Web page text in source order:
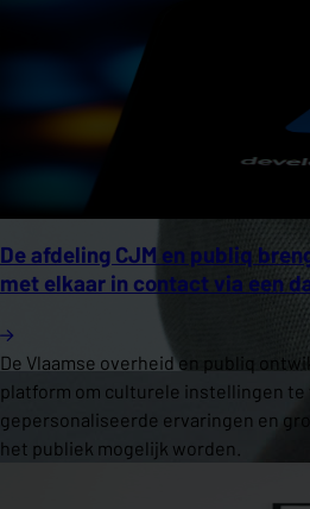
De afdeling CJM en publiq
met elkaar in contact via een
De Vlaamse overheid en publiq
platform om culturele instellingen te
gepersonaliseerde ervaringen en
het publiek mogelijk worden.